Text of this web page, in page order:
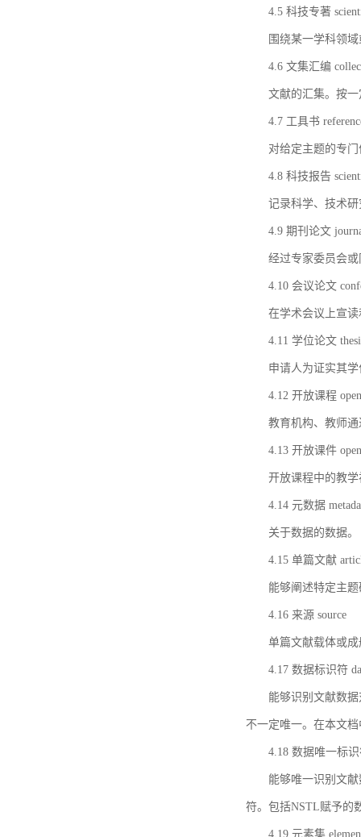
4.5 科技专著
围绕某一学科领
4.6 文集汇编
文献的汇集。按
4.7 工具书
对给定主题的专
4.8 科技报告
记录科学、技术
4.9 期刊论文
经过专家委员会
4.10 会议论文
在学术会议上宣
4.11 学位论文
申请人为证实其
4.12 开放课程
教育机构、教师
4.13 开放课件
开放课程中的教
4.14 元数据
关于数据的数据。
4.15 单篇文献
能够阐述特定主
4.16 来源 source
单篇文献载体或
4.17 数据标识符
能够识别文献数
不一定唯一。在本文
4.18 数据唯一标
能够唯一识别文
符。包括NSTL赋予的
4.19 元素集